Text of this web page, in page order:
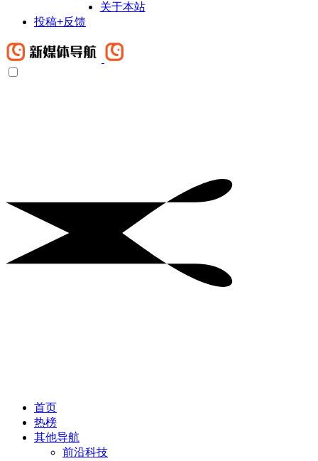
关于本站
投稿+反馈
首页
热榜
其他导航
前沿科技